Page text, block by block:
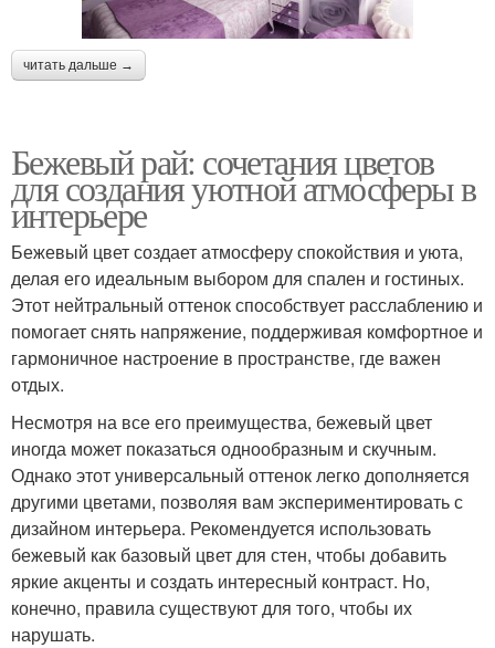
читать дальше →
Бежевый рай: сочетания цветов
для создания уютной атмосферы в
интерьере
Бежевый цвет создает атмосферу спокойствия и уюта,
делая его идеальным выбором для спален и гостиных.
Этот нейтральный оттенок способствует расслаблению и
помогает снять напряжение, поддерживая комфортное и
гармоничное настроение в пространстве, где важен
отдых.
Несмотря на все его преимущества, бежевый цвет
иногда может показаться однообразным и скучным.
Однако этот универсальный оттенок легко дополняется
другими цветами, позволяя вам экспериментировать с
дизайном интерьера. Рекомендуется использовать
бежевый как базовый цвет для стен, чтобы добавить
яркие акценты и создать интересный контраст. Но,
конечно, правила существуют для того, чтобы их
нарушать.